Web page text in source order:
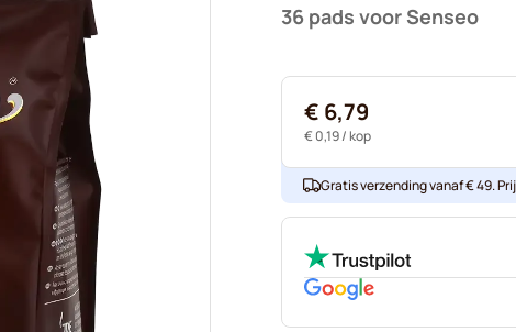
36 pads voor Senseo
€ 6,79
€ 0,19/ kop
Gratis verzending vanaf € 49.